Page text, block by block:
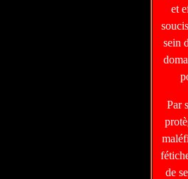
et
sein
Par
de